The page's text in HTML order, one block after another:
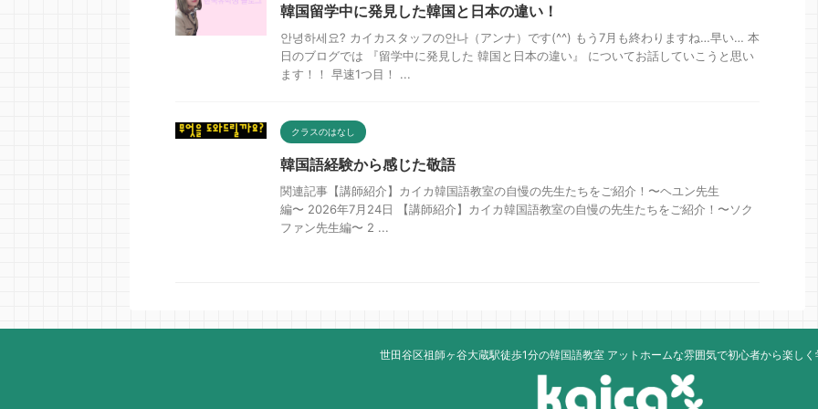
韓国留学中に発見した韓国と日本の違い！
안녕하세요? カイカスタッフの안나（アンナ）です(^^) もう7月も終わりますね…早い… 本
日のブログでは 『留学中に発見した 韓国と日本の違い』 についてお話していこうと思い
ます！！ 早速1つ目！ ...
クラスのはなし
韓国語経験から感じた敬語
関連記事【講師紹介】カイカ韓国語教室の自慢の先生たちをご紹介！〜ヘユン先生
編〜 2026年7月24日 【講師紹介】カイカ韓国語教室の自慢の先生たちをご紹介！〜ソク
ファン先生編〜 2 ...
世田谷区祖師ヶ谷大蔵駅徒歩1分の韓国語教室 アットホームな雰囲気で初心者から楽しく